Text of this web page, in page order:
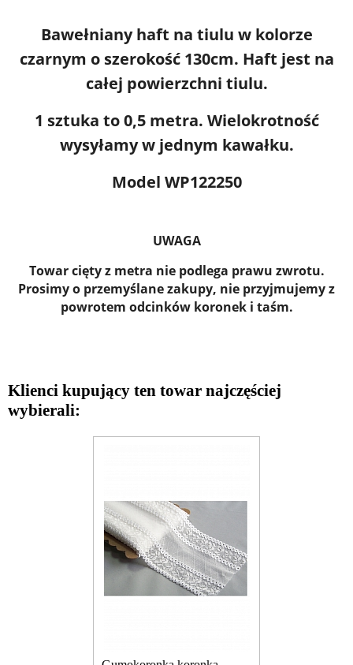
Bawełniany haft na tiulu w kolorze
czarnym o szerokość 130cm. Haft jest na
całej powierzchni tiulu.
1 sztuka to 0,5 metra. Wielokrotność
wysyłamy w jednym kawałku.
Model WP122250
UWAGA
Towar cięty z metra nie podlega prawu zwrotu.
Prosimy o przemyślane zakupy, nie przyjmujemy z
powrotem odcinków koronek i taśm.
Klienci kupujący ten towar najczęściej
wybierali: